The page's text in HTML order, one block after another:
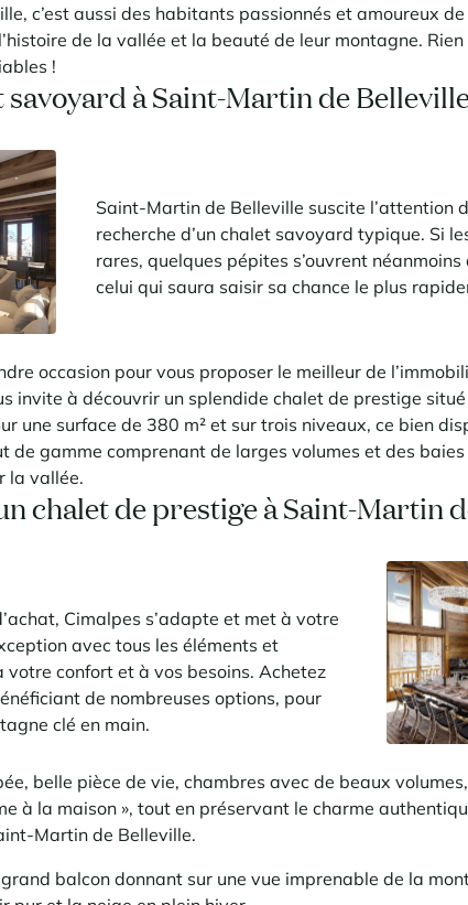
c’est aussi des habitants passionnés et amoureux
de la vallée et la beauté de leur montagne.
!
à Saint-Martin de
Saint-Martin de Belleville suscite l’attention
recherche d’un chalet savoyard typique. Si
rares, quelques pépites s’ouvrent néanmoins
celui qui saura saisir sa chance le plus
occasion pour vous proposer le meilleur de
invite à découvrir un splendide chalet de prestige
une surface de 380 m² et sur trois niveaux, ce bien
de gamme comprenant de larges volumes et des
la vallée.
chalet de prestige à Saint-Martin
Cimalpes s’adapte et met à votre
avec tous les éléments et
votre confort et à vos besoins. Achetez
de nombreuses options, pour
clé en main.
belle pièce de vie, chambres avec de beaux
à la maison », tout en préservant le charme
Martin de Belleville.
balcon donnant sur une vue imprenable de la